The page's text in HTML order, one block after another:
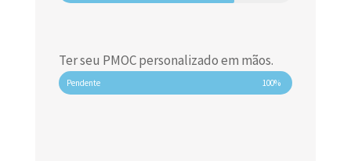
Ter seu PMOC personalizado em mãos.
Pendente 100%